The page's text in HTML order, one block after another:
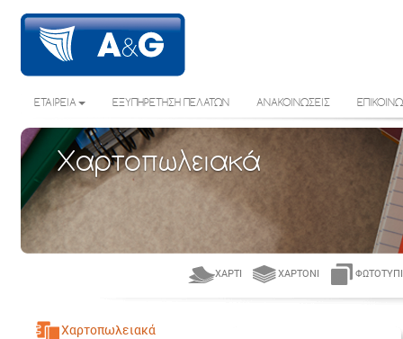
ΕΤΑΙΡΕΙΑ ΕΞΥΠΗΡΕΤΗΣΗ ΠΕΛΑΤΩΝ ΑΝΑΚΟΙΝΩΣΕΙΣ
Χαρτοπωλειακά
ΧΑΡΤΊ ΧΑΡΤΌΝΙ
Χαρτοπωλειακά